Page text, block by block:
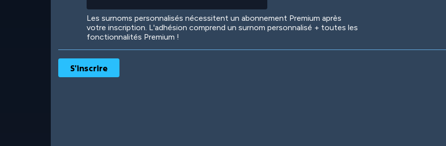
Ooh! Aah!
Les surnoms personnalisés nécessitent un abonnement Premium après
votre inscription. L'adhésion comprend un surnom personnalisé + toutes les
fonctionnalités Premium !